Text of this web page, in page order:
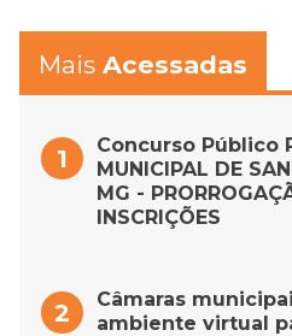
Mais Acessadas
Concurso Público
MUNICIPAL DE
MG -
INSCRIÇÕES
Câmaras
ambiente virtual